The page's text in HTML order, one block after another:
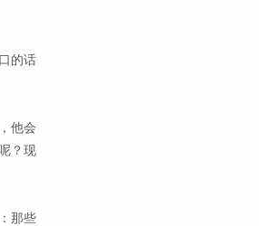
的话
他会
？现
那些